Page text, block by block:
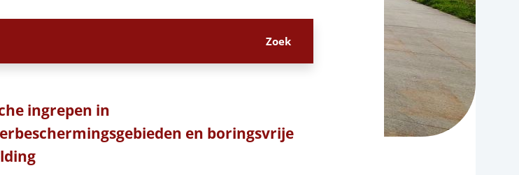
ingrepen in
en boringsvrije